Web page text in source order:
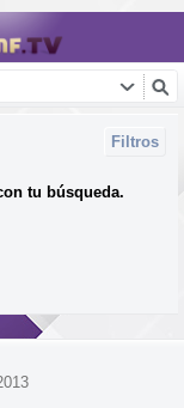
Filtros
tu búsqueda.